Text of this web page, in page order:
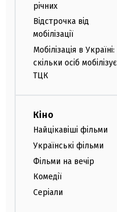
річних
Відстрочка від
мобілізації
Мобілізація в Україні:
скільки осіб мобілізує
ТЦК
Кіно
Найцікавіші фільми
Українські фільми
Фільми на вечір
Комедії
Серіали